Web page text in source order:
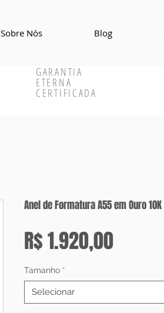
Sobre Nós Blog
GARANTIA
ETERNA
CERTIFICADA
Anel de Formatura A55 em Ouro 10K
R$ 1.920,00Preço
Tamanho *
Selecionar